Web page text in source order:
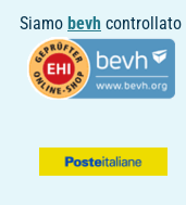
Siamo bevh controllato